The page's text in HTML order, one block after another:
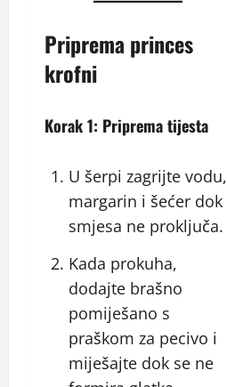
Priprema princes
krofni
Korak 1: Priprema tijesta
U šerpi zagrijte vodu,
margarin i šećer dok
smjesa ne proključa.
Kada prokuha,
dodajte brašno
pomiješano s
praškom za pecivo i
miješajte dok se ne